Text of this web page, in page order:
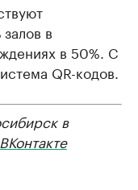
в
в 50%. С
QR-кодов.
в
ВКонтакте